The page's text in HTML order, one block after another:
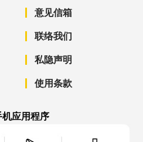
意见信箱
联络我们
私隐声明
使用条款
机应用程序